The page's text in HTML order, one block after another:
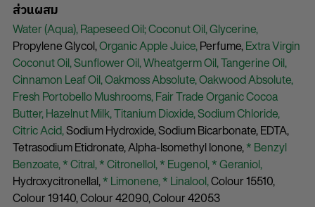
ส่วนผสม
Water (Aqua),Rapeseed Oil; Coconut Oil,Glycerine,
Propylene Glycol,Organic Apple Juice,Perfume,Extra Virgin
Coconut Oil,Sunflower Oil,Wheatgerm Oil,Tangerine Oil,
Cinnamon Leaf Oil,Oakmoss Absolute,Oakwood Absolute,
Fresh Portobello Mushrooms,Fair Trade Organic Cocoa
Butter,Hazelnut Milk,Titanium Dioxide,Sodium Chloride,
Citric Acid,Sodium Hydroxide,Sodium Bicarbonate,EDTA,
Tetrasodium Etidronate,Alpha-Isomethyl Ionone,* Benzyl
Benzoate,* Citral,* Citronellol,* Eugenol,* Geraniol,
Hydroxycitronellal,* Limonene,* Linalool,Colour 15510,
Colour 19140,Colour 42090,Colour 42053